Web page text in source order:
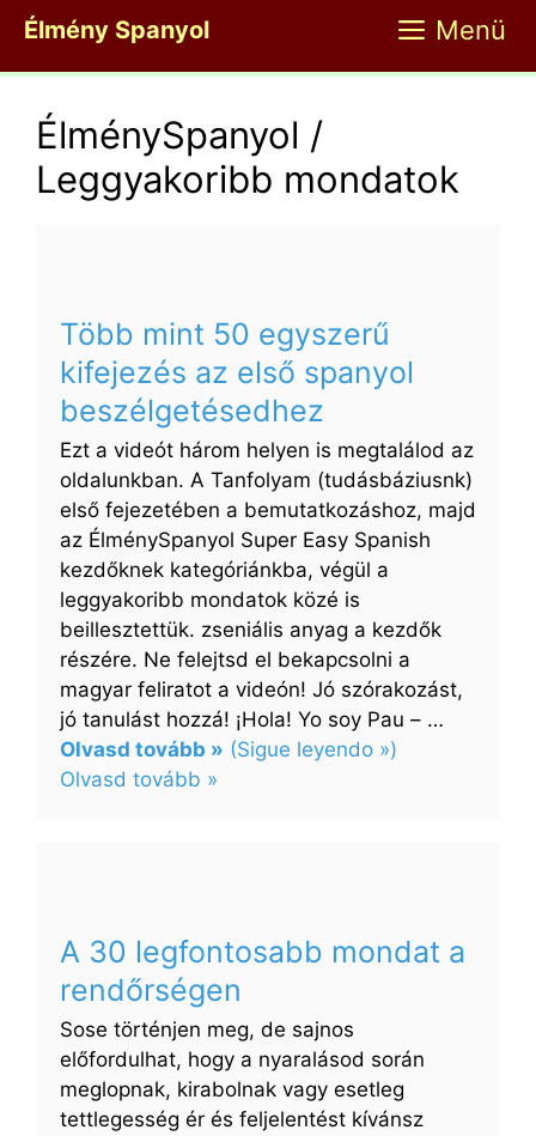
Kilépés
tartalomba
Élmény Spanyol Menü
ÉlménySpanyol /
Leggyakoribb mondatok
Több mint 50 egyszerű
kifejezés az első spanyol
beszélgetésedhez
Ezt a videót három helyen is megtalálod az
oldalunkban. A Tanfolyam (tudásbáziusnk)
első fejezetében a bemutatkozáshoz, majd
az ÉlménySpanyol Super Easy Spanish
kezdőknek kategóriánkba, végül a
leggyakoribb mondatok közé is
beillesztettük. zseniális anyag a kezdők
részére. Ne felejtsd el bekapcsolni a
magyar feliratot a videón! Jó szórakozást,
jó tanulást hozzá! ¡Hola! Yo soy Pau – …
Olvasd tovább » (Sigue leyendo »)
Olvasd tovább »
az
első
spanyol
beszélgetésedhez
A 30 legfontosabb mondat a
rendőrségen
Sose történjen meg, de sajnos
előfordulhat, hogy a nyaralásod során
meglopnak, kirabolnak vagy esetleg
tettlegesség ér és feljelentést kívánsz